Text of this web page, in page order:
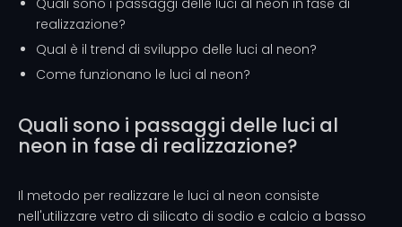
Quali sono i passaggi delle luci al neon in fase di
realizzazione?
Qual è il trend di sviluppo delle luci al neon?
Come funzionano le luci al neon?
Quali sono i passaggi delle luci al
neon in fase di realizzazione?
Il metodo per realizzare le luci al neon consiste
nell'utilizzare vetro di silicato di sodio e calcio a basso